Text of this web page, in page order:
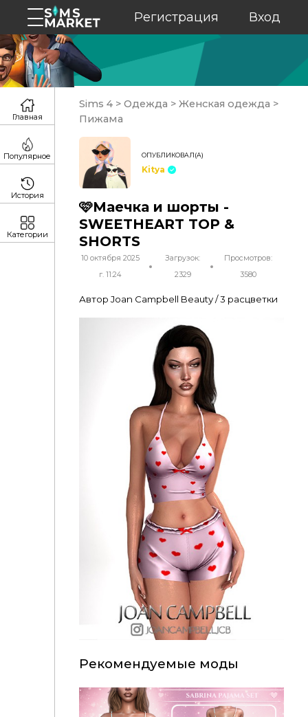
Регистрация Вход
Sims 4 > Одежда > Женская одежда >
Пижама
ОПУБЛИКОВАЛ(А)
Kitya
🩷Маечка и шорты -
SWEETHEART TOP &
SHORTS
10 октября 2025
г. 11:24
Загрузок:
2329
Просмотров:
3580
Автор Joan Campbell Beauty / 3 расцветки
Рекомендуемые моды
Главная
Популярное
История
Категории